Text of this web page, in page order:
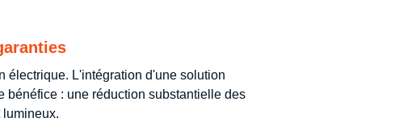
électrique. L'intégration d'une solution
bénéfice : une réduction substantielle des